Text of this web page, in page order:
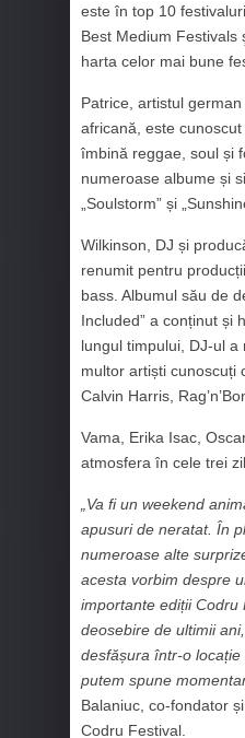
este în top 10
Best Medium Festivals
harta celor mai bune
Patrice, artistul
africană, este
îmbină reggae, soul și
numeroase albume și
„Soulstorm” și
Wilkinson, DJ și
renumit pentru
bass. Albumul său de
Included” a conținut și
lungul timpului, DJ-ul
multor artiști cunoscuți
Calvin Harris,
Vama, Erika Isac,
atmosfera în cele trei
„Va fi un weekend
apusuri de neratat. În
numeroase alte
acesta vorbim despre
importante ediții Codru
deosebire de ultimii
desfășura într-o locație
putem spune
Balaniuc, co-fondator
Codru Festival.